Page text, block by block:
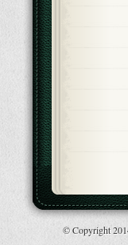
© Copyright